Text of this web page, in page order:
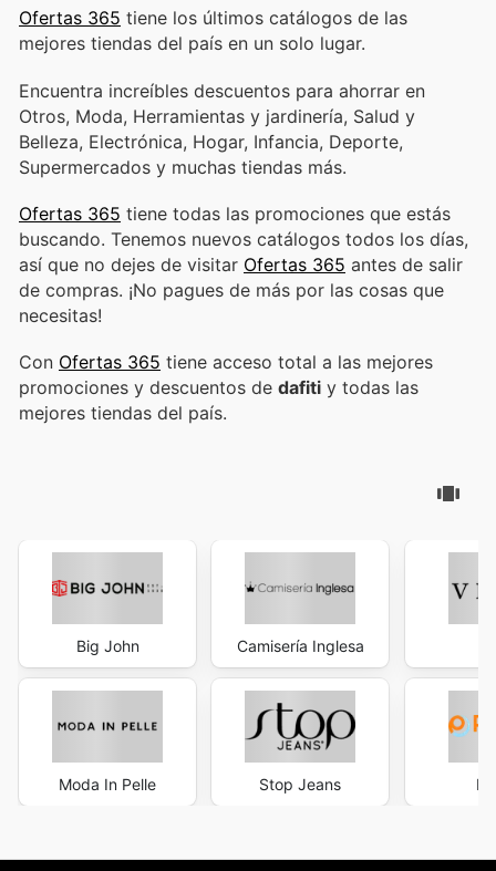
Ofertas 365 tiene los últimos catálogos de las
mejores tiendas del país en un solo lugar.
Encuentra increíbles descuentos para ahorrar en
Otros, Moda, Herramientas y jardinería, Salud y
Belleza, Electrónica, Hogar, Infancia, Deporte,
Supermercados y muchas tiendas más.
Ofertas 365 tiene todas las promociones que estás
buscando. Tenemos nuevos catálogos todos los días,
así que no dejes de visitar Ofertas 365 antes de salir
de compras. ¡No pagues de más por las cosas que
necesitas!
Con Ofertas 365 tiene acceso total a las mejores
promociones y descuentos de dafiti y todas las
mejores tiendas del país.
Big John
Moda In Pelle
Camisería Inglesa
Stop Jeans